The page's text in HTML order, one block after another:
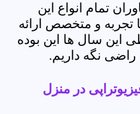
تمام انواع این
تجربه و متخصص ارائه
سال ها این بوده
راضی نگه داریم.
در منزل